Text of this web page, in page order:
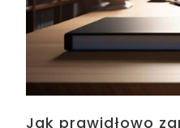
Jak prawidłowo